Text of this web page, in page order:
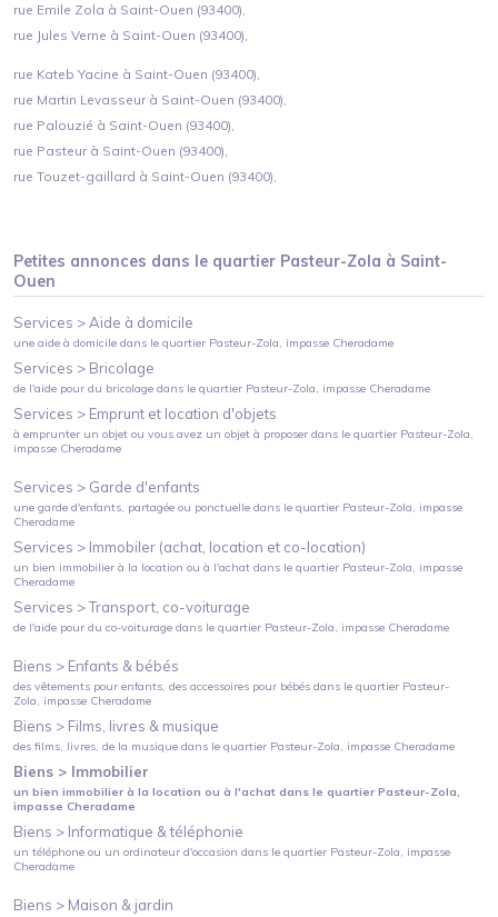
rue Emile Zola à Saint-Ouen (93400),
rue Jules Verne à Saint-Ouen (93400),
rue Kateb Yacine à Saint-Ouen (93400),
rue Martin Levasseur à Saint-Ouen (93400),
rue Palouzié à Saint-Ouen (93400),
rue Pasteur à Saint-Ouen (93400),
rue Touzet-gaillard à Saint-Ouen (93400),
Petites annonces dans le quartier Pasteur-Zola à Saint-
Ouen
Services >Aide à domicile
une aide à domicile dans le quartier Pasteur-Zola, impasse Cheradame
Services > Bricolage
de l'aide pour du bricolage dans le quartier Pasteur-Zola, impasse Cheradame
Services > Emprunt et location d'objets
à emprunter un objet ou vous avez un objet à proposer dans le quartier Pasteur-Zola,
impasse Cheradame
Services > Garde d'enfants
une garde d'enfants, partagée ou ponctuelle dans le quartier Pasteur-Zola, impasse
Cheradame
Services > Immobiler (achat, location et co-location)
un bien immobilier à la location ou à l'achat dans le quartier Pasteur-Zola, impasse
Cheradame
Services >Transport, co-voiturage
de l'aide pour du co-voiturage dans le quartier Pasteur-Zola, impasse Cheradame
Biens > Enfants & bébés
des vêtements pour enfants, des accessoires pour bébés dans le quartier Pasteur-
Zola, impasse Cheradame
Biens > Films, livres & musique
des films, livres, de la musique dans le quartier Pasteur-Zola, impasse Cheradame
Biens > Immobilier
un bien immobilier à la location ou à l'achat dans le quartierPasteur-Zola,
impasse Cheradame
Biens > Informatique & téléphonie
un téléphone ou un ordinateur d'occasion dans le quartier Pasteur-Zola, impasse
Cheradame
Biens > Maison & jardin